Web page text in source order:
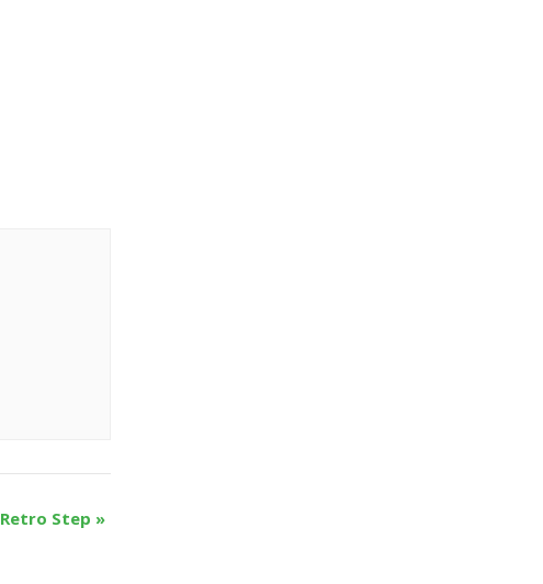
Retro Step »